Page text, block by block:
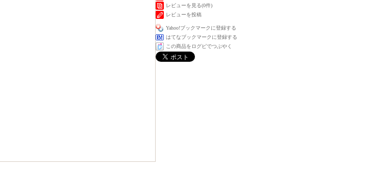
レビューを見る(0件)
レビューを投稿
Yahoo!ブックマークに登録する
はてなブックマークに登録する
この商品をログピでつぶやく